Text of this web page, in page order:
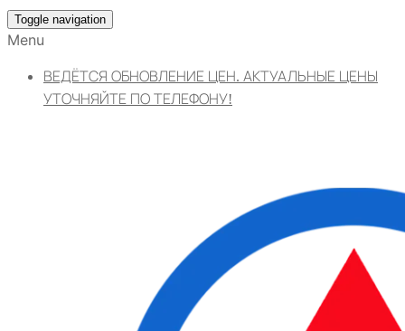
Toggle navigation
Menu
ВЕДЁТСЯ ОБНОВЛЕНИЕ ЦЕН. АКТУАЛЬНЫЕ ЦЕНЫ
УТОЧНЯЙТЕ ПО ТЕЛЕФОНУ!